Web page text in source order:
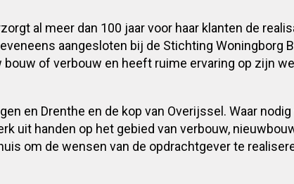
al meer dan 100 jaar voor haar klanten de
aangesloten bij de Stichting Woningborg
of verbouw en heeft ruime ervaring op zijn
en Drenthe en de kop van Overijssel. Waar
uit handen op het gebied van verbouw,
om de wensen van de opdrachtgever te